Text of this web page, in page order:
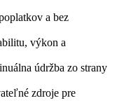
a bez
výkon a
údržba zo strany
zdroje pre